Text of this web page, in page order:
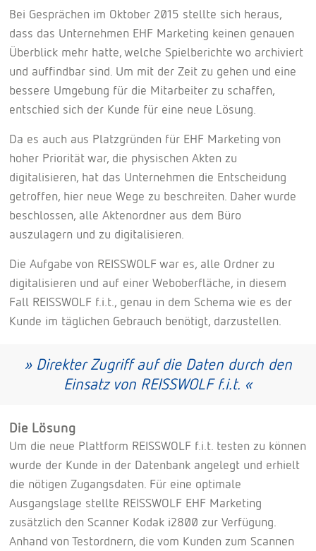
Bei Gesprächen im Oktober 2015 stellte sich heraus,
dass das Unternehmen EHF Marketing keinen genauen
Überblick mehr hatte, welche Spielberichte wo archiviert
und auffindbar sind. Um mit der Zeit zu gehen und eine
bessere Umgebung für die Mitarbeiter zu schaffen,
entschied sich der Kunde für eine neue Lösung.
Da es auch aus Platzgründen für EHF Marketing von
hoher Priorität war, die physischen Akten zu
digitalisieren, hat das Unternehmen die Entscheidung
getroffen, hier neue Wege zu beschreiten. Daher wurde
beschlossen, alle Aktenordner aus dem Büro
auszulagern und zu digitalisieren.
Die Aufgabe von REISSWOLF war es, alle Ordner zu
digitalisieren und auf einer Weboberfläche, in diesem
Fall REISSWOLF f.i.t., genau in dem Schema wie es der
Kunde im täglichen Gebrauch benötigt, darzustellen.
» Direkter Zugriff auf die Daten durch den
Einsatz von REISSWOLF f.i.t. «
Die Lösung
Um die neue Plattform REISSWOLF f.i.t. testen zu können
wurde der Kunde in der Datenbank angelegt und erhielt
die nötigen Zugangsdaten. Für eine optimale
Ausgangslage stellte REISSWOLF EHF Marketing
zusätzlich den Scanner Kodak i2800 zur Verfügung.
Anhand von Testordnern, die vom Kunden zum Scannen